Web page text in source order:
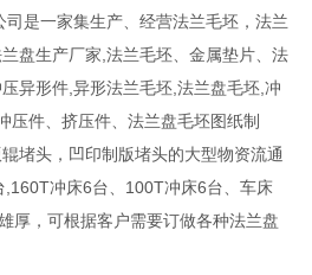
是一家集生产、经营法兰毛坯，法兰
盘生产厂家,法兰毛坯、金属垫片、法
异形件,异形法兰毛坯,法兰盘毛坯,冲
压件、挤压件、法兰盘毛坯图纸制
堵头，凹印制版堵头的大型物资流通
冲床6台、100T冲床6台、车床
厚，可根据客户需要订做各种法兰盘